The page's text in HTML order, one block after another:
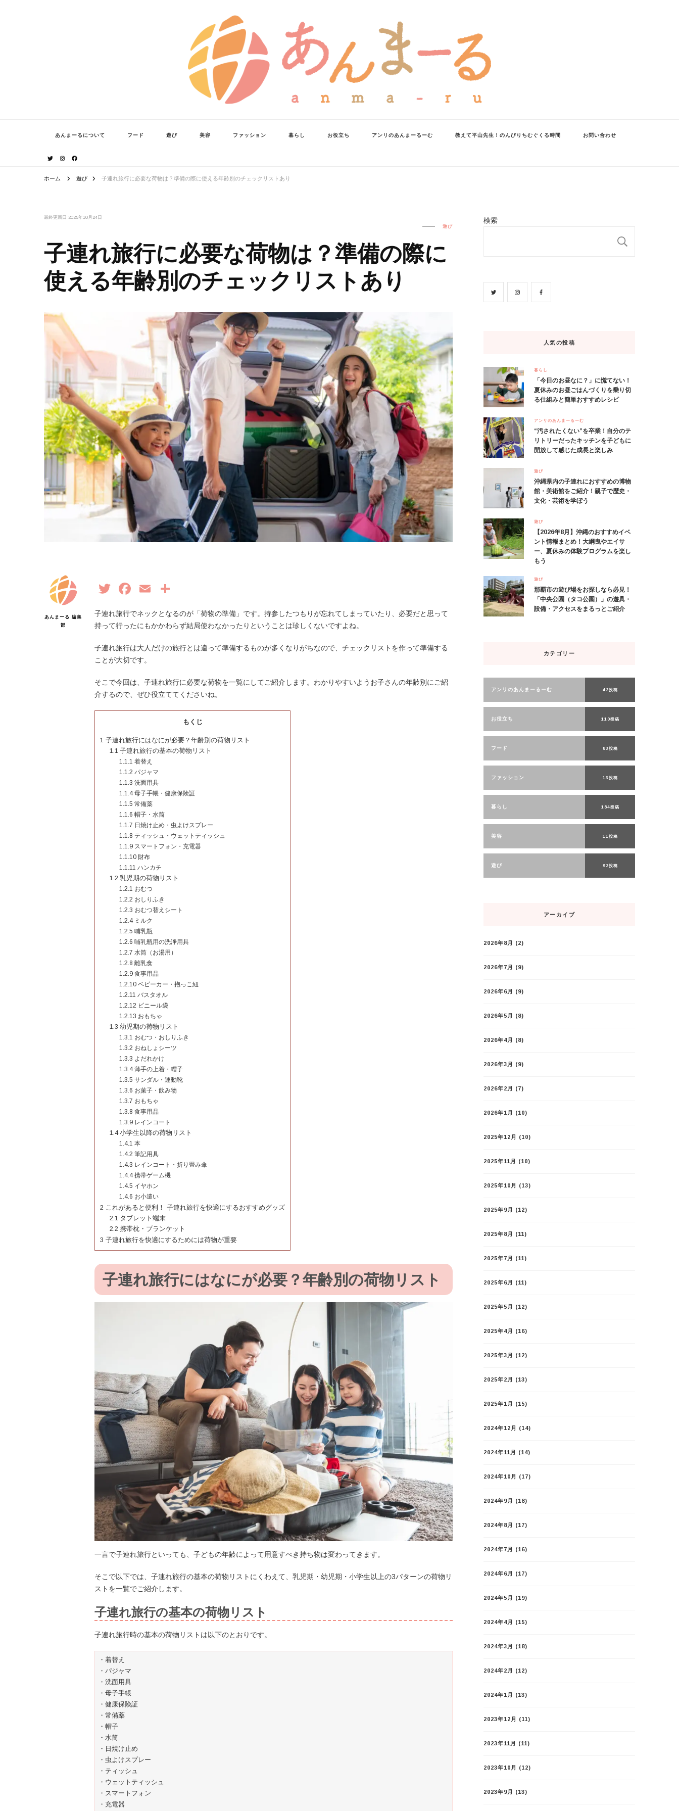
あんまーるについて フード 遊び 美容 ファッション 暮らし お役立ち アンリのあんまーるーむ 教えて平山先生！のんびりちむぐくる時間 お問い合わせ
ホーム 遊び 子連れ旅行に必要な荷物は？準備の際に使える年齢別のチェックリストあり
最終更新日 2025年10月24日
遊び
子連れ旅行に必要な荷物は？準備の際に
使える年齢別のチェックリストあり
あんまーる 編集
部
TwitterFacebook
Email
子連れ旅行でネックとなるのが「荷物の準備」です。持参したつもりが忘れてしまっていたり、必要だと思って
持って行ったにもかかわらず結局使わなかったりということは珍しくないですよね。
子連れ旅行は大人だけの旅行とは違って準備するものが多くなりがちなので、チェックリストを作って準備する
ことが大切です。
そこで今回は、子連れ旅行に必要な荷物を一覧にしてご紹介します。わかりやすいようお子さんの年齢別にご紹
介するので、ぜひ役立ててくださいね。
もくじ
1 子連れ旅行にはなにが必要？年齢別の荷物リスト
1.1 子連れ旅行の基本の荷物リスト
1.1.1 着替え
1.1.2 パジャマ
1.1.3 洗面用具
1.1.4母子手帳・健康保険証
1.1.5 常備薬
1.1.6 帽子・水筒
1.1.7 日焼け止め・虫よけスプレー
1.1.8 ティッシュ・ウェットティッシュ
1.1.9 スマートフォン・充電器
1.1.10 財布
1.1.11 ハンカチ
1.2 乳児期の荷物リスト
1.2.1 おむつ
1.2.2 おしりふき
1.2.3 おむつ替えシート
1.2.4ミルク
1.2.5 哺乳瓶
1.2.6 哺乳瓶用の洗浄用具
1.2.7 水筒（お湯用）
1.2.8 離乳食
1.2.9 食事用品
1.2.10 ベビーカー・抱っこ紐
1.2.11 バスタオル
1.2.12 ビニール袋
1.2.13 おもちゃ
1.3 幼児期の荷物リスト
1.3.1 おむつ・おしりふき
1.3.2 おねしょシーツ
1.3.3 よだれかけ
1.3.4薄手の上着・帽子
1.3.5 サンダル・運動靴
1.3.6 お菓子・飲み物
1.3.7 おもちゃ
1.3.8 食事用品
1.3.9 レインコート
1.4小学生以降の荷物リスト
1.4.1 本
1.4.2 筆記用具
1.4.3 レインコート・折り畳み傘
1.4.4携帯ゲーム機
1.4.5 イヤホン
1.4.6 お小遣い
2 これがあると便利！ 子連れ旅行を快適にするおすすめグッズ
2.1 タブレット端末
2.2 携帯枕・ブランケット
3 子連れ旅行を快適にするためには荷物が重要
子連れ旅行にはなにが必要？年齢別の荷物リスト
一言で子連れ旅行といっても、子どもの年齢によって用意すべき持ち物は変わってきます。
そこで以下では、子連れ旅行の基本の荷物リストにくわえて、乳児期・幼児期・小学生以上の3パターンの荷物リ
ストを一覧でご紹介します。
子連れ旅行の基本の荷物リスト
子連れ旅行時の基本の荷物リストは以下のとおりです。
・着替え
・パジャマ
・洗面用具
・母子手帳
・健康保険証
・常備薬
・帽子
・水筒
・日焼け止め
・虫よけスプレー
・ティッシュ
・ウェットティッシュ
・スマートフォン
・充電器
検索
人気の投稿
暮らし
「今日のお昼なに？」に慌てない！
夏休みのお昼ごはんづくりを乗り切
る仕組みと簡単おすすめレシピ
アンリのあんまーるーむ
“汚されたくない”を卒業！自分のテ
リトリーだったキッチンを子どもに
開放して感じた成長と楽しみ
遊び
沖縄県内の子連れにおすすめの博物
館・美術館をご紹介！親子で歴史・
文化・芸術を学ぼう
遊び
【2026年8月】沖縄のおすすめイベ
ント情報まとめ！大綱曳やエイサ
ー、夏休みの体験プログラムを楽し
もう
遊び
那覇市の遊び場をお探しなら必見！
「中央公園（タコ公園）」の遊具・
設備・アクセスをまるっとご紹介
カテゴリー
アンリのあんまーるーむ 42投稿
お役立ち 110投稿
フード 83投稿
ファッション 13投稿
暮らし 184投稿
美容 11投稿
遊び 92投稿
アーカイブ
2026年8月 (2)
2026年7月 (9)
2026年6月 (9)
2026年5月 (8)
2026年4月 (8)
2026年3月 (9)
2026年2月 (7)
2026年1月 (10)
2025年12月 (10)
2025年11月 (10)
2025年10月 (13)
2025年9月 (12)
2025年8月 (11)
2025年7月 (11)
2025年6月 (11)
2025年5月 (12)
2025年4月 (16)
2025年3月 (12)
2025年2月 (13)
2025年1月 (15)
2024年12月 (14)
2024年11月 (14)
2024年10月 (17)
2024年9月 (18)
2024年8月 (17)
2024年7月 (16)
2024年6月 (17)
2024年5月 (19)
2024年4月 (15)
2024年3月 (18)
2024年2月 (12)
2024年1月 (13)
2023年12月 (11)
2023年11月 (11)
2023年10月 (12)
2023年9月 (13)